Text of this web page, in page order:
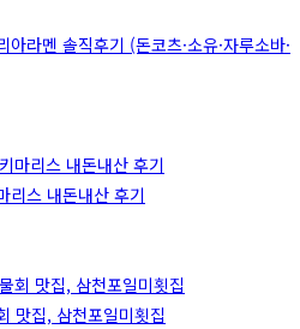
라멘 솔직후기 (돈코츠·소유·자루소바·
리스 내돈내산 후기
맛집, 삼천포일미횟집